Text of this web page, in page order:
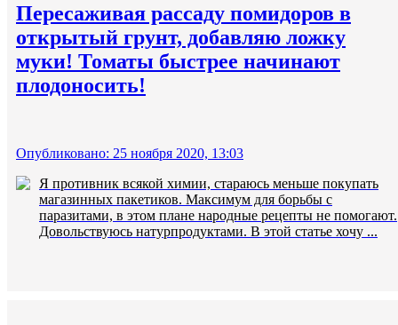
Пересаживая рассаду помидоров в
открытый грунт, добавляю ложку
муки! Томаты быстрее начинают
плодоносить!
Опубликовано: 25 ноября 2020, 13:03
Я противник всякой химии, стараюсь меньше покупать
магазинных пакетиков. Максимум для борьбы с
паразитами, в этом плане народные рецепты не помогают.
Довольствуюсь натурпродуктами. В этой статье хочу ...